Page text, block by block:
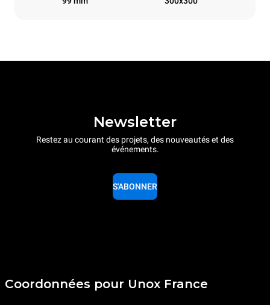
Newsletter
Restez au courant des projets, des nouveautés et des
événements.
S'ABONNER
Coordonnées pour Unox France